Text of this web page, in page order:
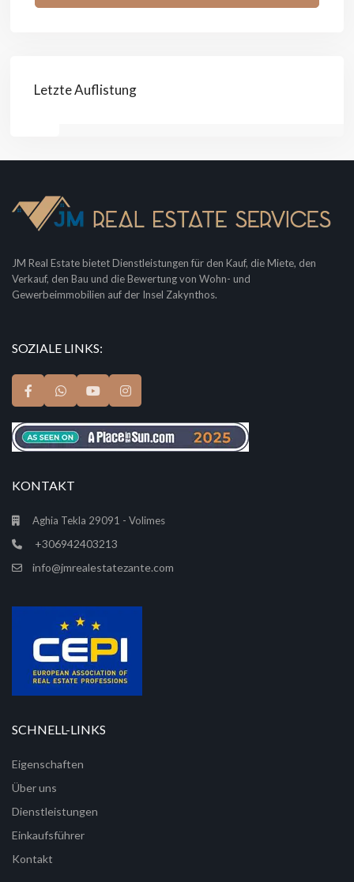
Letzte Auflistung
JM Real Estate bietet Dienstleistungen für den Kauf, die Miete, den
Verkauf, den Bau und die Bewertung von Wohn- und
Gewerbeimmobilien auf der Insel Zakynthos.
SOZIALE LINKS:
KONTAKT
Aghia Tekla 29091 - Volimes
+306942403213
info@jmrealestatezante.com
SCHNELL-LINKS
Eigenschaften
Über uns
Dienstleistungen
Einkaufsführer
Kontakt